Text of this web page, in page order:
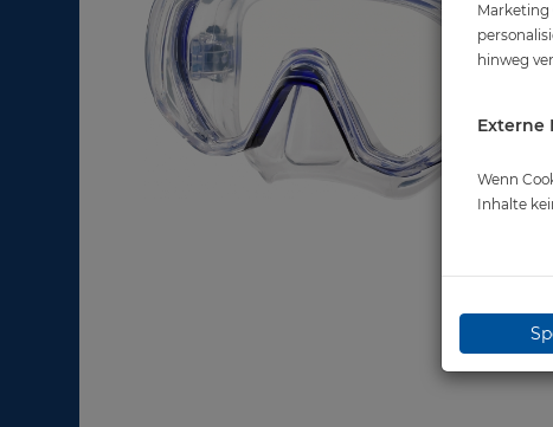
Marketing
hinweg
Externe
Wenn
Inhalte